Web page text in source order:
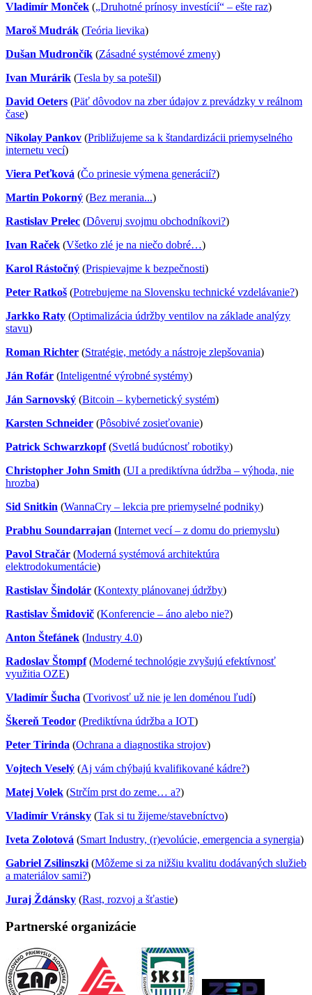
Vladimír Monček („Druhotné prínosy investícií“ – ešte raz)
Maroš Mudrák (Teória lievika)
Dušan Mudrončík (Zásadné systémové zmeny)
Ivan Murárik (Tesla by sa potešil)
David Oeters (Päť dôvodov na zber údajov z prevádzky v reálnom
čase)
Nikolay Pankov (Približujeme sa k štandardizácii priemyselného
internetu vecí)
Viera Peťková (Čo prinesie výmena generácií?)
Martin Pokorný (Bez merania...)
Rastislav Prelec (Dôveruj svojmu obchodníkovi?)
Ivan Raček (Všetko zlé je na niečo dobré…)
Karol Rástočný (Prispievajme k bezpečnosti)
Peter Ratkoš (Potrebujeme na Slovensku technické vzdelávanie?)
Jarkko Raty (Optimalizácia údržby ventilov na základe analýzy
stavu)
Roman Richter (Stratégie, metódy a nástroje zlepšovania)
Ján Rofár (Inteligentné výrobné systémy)
Ján Sarnovský (Bitcoin – kybernetický systém)
Karsten Schneider (Pôsobivé zosieťovanie)
Patrick Schwarzkopf (Svetlá budúcnosť robotiky)
Christopher John Smith (UI a prediktívna údržba – výhoda, nie
hrozba)
Sid Snitkin (WannaCry – lekcia pre priemyselné podniky)
Prabhu Soundarrajan (Internet vecí – z domu do priemyslu)
Pavol Stračár (Moderná systémová architektúra
elektrodokumentácie)
Rastislav Šindolár (Kontexty plánovanej údržby)
Rastislav Šmidovič (Konferencie – áno alebo nie?)
Anton Štefánek (Industry 4.0)
Radoslav Štompf (Moderné technológie zvyšujú efektívnosť
využitia OZE)
Vladimír Šucha (Tvorivosť už nie je len doménou ľudí)
Škereň Teodor (Prediktívna údržba a IOT)
Peter Tirinda (Ochrana a diagnostika strojov)
Vojtech Veselý (Aj vám chýbajú kvalifikované kádre?)
Matej Volek (Strčím prst do zeme… a?)
Vladimír Vránsky (Tak si tu žijeme/stavebníctvo)
Iveta Zolotová (Smart Industry, (r)evolúcie, emergencia a synergia)
Gabriel Zsilinszki (Môžeme si za nižšiu kvalitu dodávaných služieb
a materiálov sami?)
Juraj Ždánsky (Rast, rozvoj a šťastie)
Partnerské organizácie